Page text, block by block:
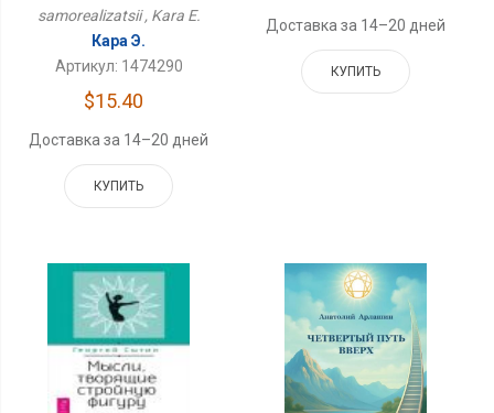
samorealizatsii , Kara E.
Кара Э.
Артикул: 1474290
$15.40
Доставка за 14–20 дней
КУПИТЬ
Доставка за 14–20 дней
КУПИТЬ